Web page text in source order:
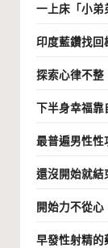
一上床「小弟
印度藍鑽找回
探索心律不整
下半身幸福靠
最普遍男性性
還沒開始就結
開始力不從心
早發性射精的